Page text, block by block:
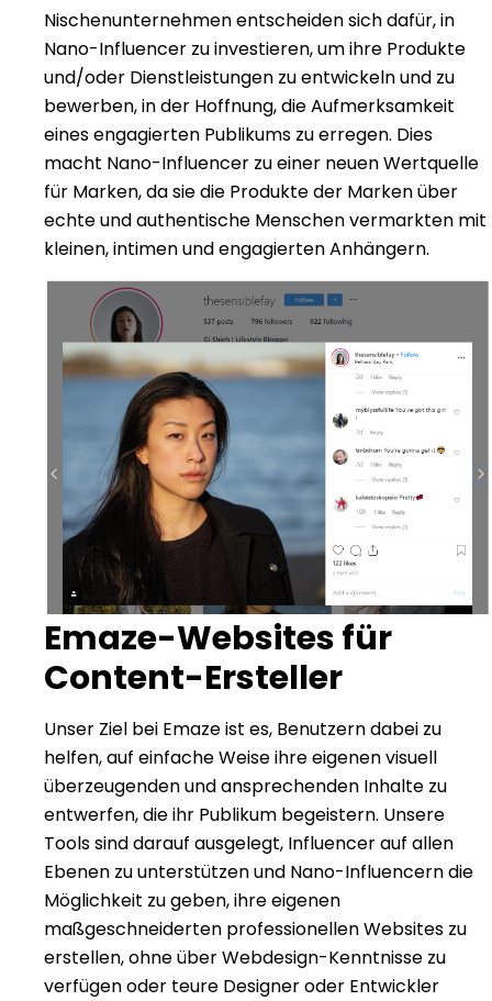
Nischenunternehmen entscheiden sich dafür, in
Nano-Influencer zu investieren, um ihre Produkte
und/oder Dienstleistungen zu entwickeln und zu
bewerben, in der Hoffnung, die Aufmerksamkeit
eines engagierten Publikums zu erregen. Dies
macht Nano-Influencer zu einer neuen Wertquelle
für Marken, da sie die Produkte der Marken über
echte und authentische Menschen vermarkten mit
kleinen, intimen und engagierten Anhängern.
Emaze-Websites für
Content-Ersteller
Unser Ziel bei Emaze ist es, Benutzern dabei zu
helfen, auf einfache Weise ihre eigenen visuell
überzeugenden und ansprechenden Inhalte zu
entwerfen, die ihr Publikum begeistern. Unsere
Tools sind darauf ausgelegt, Influencer auf allen
Ebenen zu unterstützen und Nano-Influencern die
Möglichkeit zu geben, ihre eigenen
maßgeschneiderten professionellen Websites zu
erstellen, ohne über Webdesign-Kenntnisse zu
verfügen oder teure Designer oder Entwickler